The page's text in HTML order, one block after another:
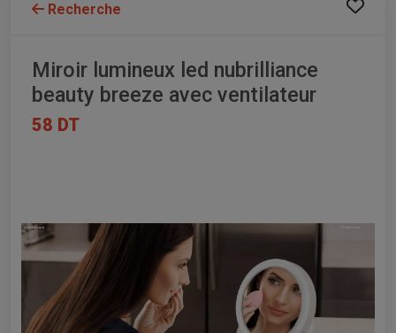
Recherche
Miroir lumineux led nubrilliance
beauty breeze avec ventilateur
58 DT